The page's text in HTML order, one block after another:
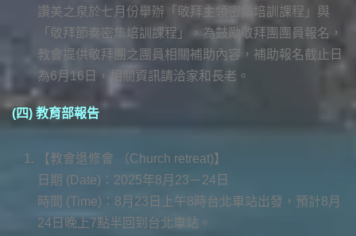
讚美之泉於七月份舉辦「敬拜主領密集培訓課程」與
「敬拜節奏密集培訓課程」，為鼓勵敬拜團團員報名，
教會提供敬拜團之團員相關補助內容，補助報名截止日
為6月16日，相關資訊請洽家和長老。
(四) 教育部報告
【教會退修會 （Church retreat)】
日期 (Date)：2025年8月23－24日
時間 (Time)：8月23日上午8時台北車站出發，預計8月
24日晚上7點半回到台北車站。